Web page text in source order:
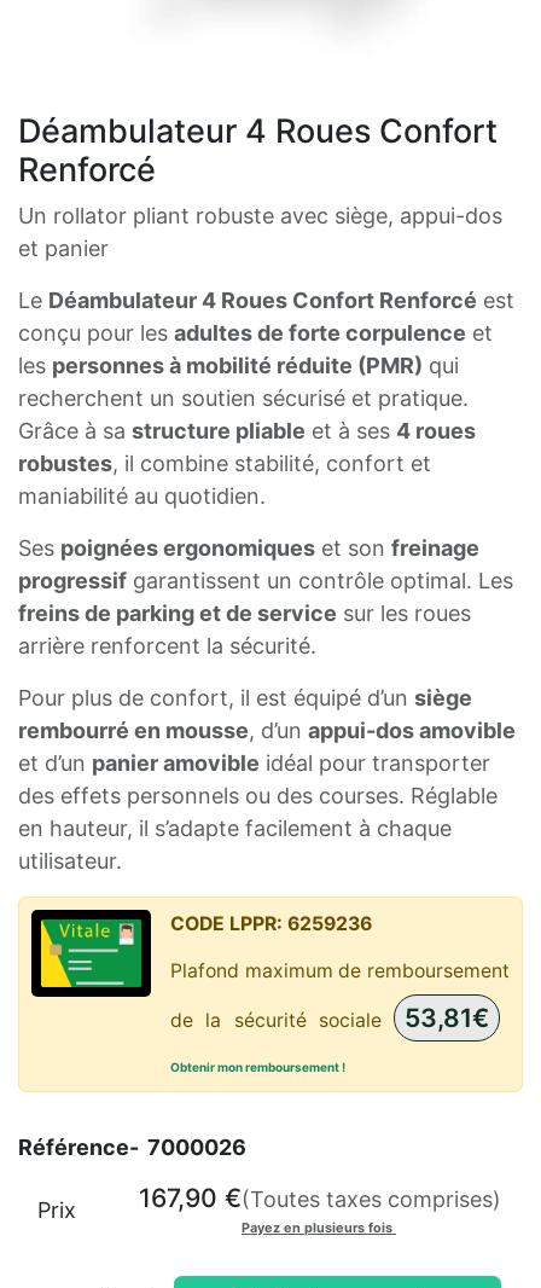
Déambulateur 4 Roues Confort
Renforcé
Un rollator pliant robuste avec siège, appui-dos
et panier
Le Déambulateur 4 Roues Confort Renforcé est
conçu pour les adultes de forte corpulence et
les personnes à mobilité réduite (PMR) qui
recherchent un soutien sécurisé et pratique.
Grâce à sa structure pliable et à ses 4 roues
robustes, il combine stabilité, confort et
maniabilité au quotidien.
Ses poignées ergonomiques et son freinage
progressif garantissent un contrôle optimal. Les
freins de parking et de service sur les roues
arrière renforcent la sécurité.
Pour plus de confort, il est équipé d’un siège
rembourré en mousse, d’un appui-dos amovible
et d’un panier amovible idéal pour transporter
des effets personnels ou des courses. Réglable
en hauteur, il s’adapte facilement à chaque
utilisateur.
CODE LPPR: 6259236
Plafond maximum de remboursement
de la sécurité sociale 53,81€
Obtenir mon remboursement !
Référence- 7000026
Prix 167,90 €(Toutes taxes comprises)
Payez en plusieurs fois